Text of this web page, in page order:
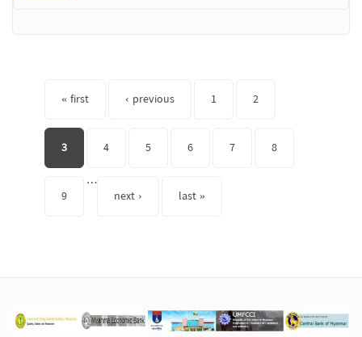
« first ‹ previous 1 2
3 4 5 6 7 8
9
…
next ›
last »